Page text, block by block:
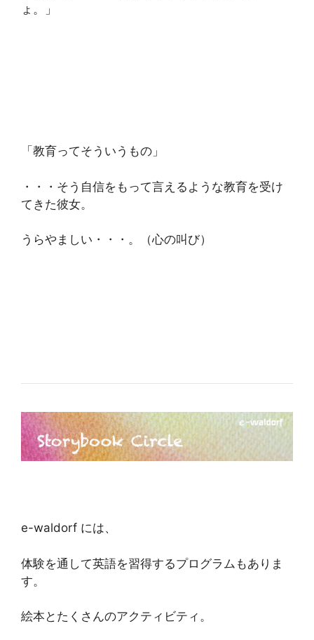
ょ。」
「教育ってそういうもの」
・・・そう自信をもって言えるような教育を受け
てきた彼女。
うらやましい・・・。（心の叫び）
e-waldorf には、
体験を通して英語を習得するプログラムもありま
す。
絵本とたくさんのアクティビティ。